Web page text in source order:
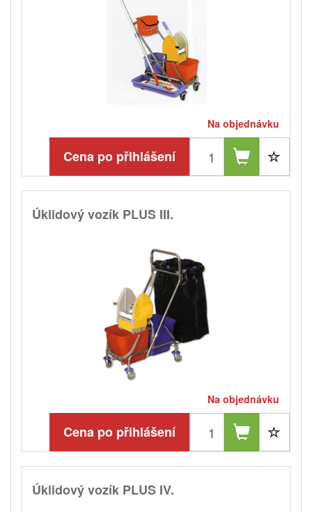
Na objednávku
Cena po přihlášení
Úklidový vozík PLUS III.
Na objednávku
Cena po přihlášení
Úklidový vozík PLUS IV.